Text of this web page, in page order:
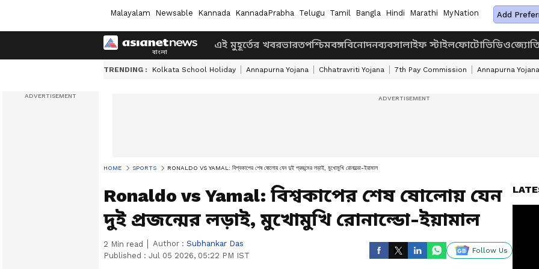
Malayalam Newsable Kannada KannadaPrabha Telugu Tamil Bangla Hindi Marathi MyNation Add
এই মুহূর্তের খবরভারতপশ্চিমবঙ্গবিনোদনব্যবসালাইফ স্টাইলফোটোভিডিও
TRENDING : Kolkata School Holiday Annapurna Yojana Chhatravriti Yojana 7th Pay Commission Annapurna
HOME SPORTS RONALDO VS YAMAL: বিশ্বকাপের শেষ ষোলোয় যেন দুই প্রজন্মের লড়াই, মুখোমুখি রোনাল্ডো-ইয়ামাল
Ronaldo vs Yamal: বিশ্বকাপের শেষ ষোলোয় যেন
দুই প্রজন্মের লড়াই, মুখোমুখি রোনাল্ডো-ইয়ামাল
2 Min read Author : Subhankar Das
Published : Jul 05 2026, 05:22 PM IST
Follow Us